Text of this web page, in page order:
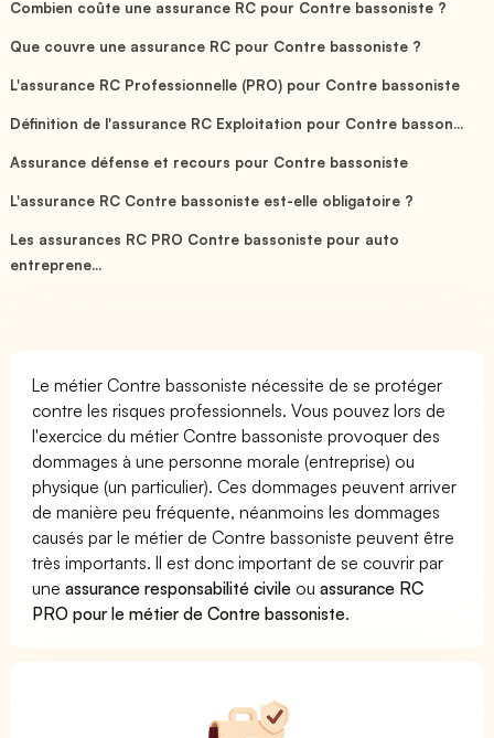
Combien coûte une assurance RC pour Contre bassoniste ?
Que couvre une assurance RC pour Contre bassoniste ?
L'assurance RC Professionnelle (PRO) pour Contre bassoniste
Définition de l'assurance RC Exploitation pour Contre basson...
Assurance défense et recours pour Contre bassoniste
L'assurance RC Contre bassoniste est-elle obligatoire ?
Les assurances RC PRO Contre bassoniste pour auto
entreprene...
Le métier Contre bassoniste nécessite de se protéger
contre les risques professionnels. Vous pouvez lors de
l'exercice du métier Contre bassoniste provoquer des
dommages à une personne morale (entreprise) ou
physique (un particulier). Ces dommages peuvent arriver
de manière peu fréquente, néanmoins les dommages
causés par le métier de Contre bassoniste peuvent être
très importants. Il est donc important de se couvrir par
uneassurance responsabilité civile ouassurance RC
PRO pour le métier de Contre bassoniste.